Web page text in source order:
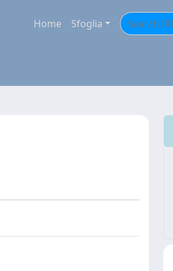
Home Sfoglia